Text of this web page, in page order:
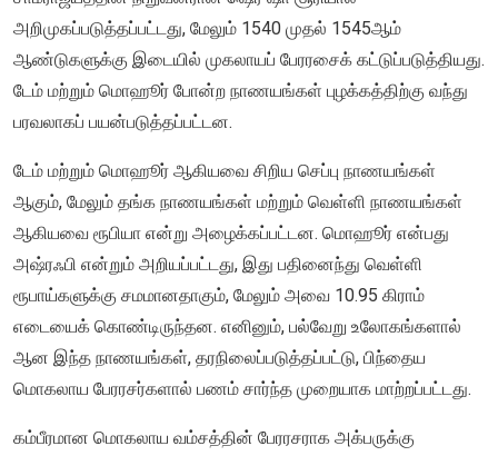
அறிமுகப்படுத்தப்பட்டது, மேலும் 1540 முதல் 1545ஆம்
ஆண்டுகளுக்கு இடையில் முகலாயப் பேரரசைக் கட்டுப்படுத்தியது.
டேம் மற்றும் மொஹூர் போன்ற நாணயங்கள் புழக்கத்திற்கு வந்து
பரவலாகப் பயன்படுத்தப்பட்டன.
டேம் மற்றும் மொஹூர் ஆகியவை சிறிய செப்பு நாணயங்கள்
ஆகும், மேலும் தங்க நாணயங்கள் மற்றும் வெள்ளி நாணயங்கள்
ஆகியவை ரூபியா என்று அழைக்கப்பட்டன. மொஹூர் என்பது
அஷ்ரஃபி என்றும் அறியப்பட்டது, இது பதினைந்து வெள்ளி
ரூபாய்களுக்கு சமமானதாகும், மேலும் அவை 10.95 கிராம்
எடையைக் கொண்டிருந்தன. எனினும், பல்வேறு உலோகங்களால்
ஆன இந்த நாணயங்கள், தரநிலைப்படுத்தப்பட்டு, பிந்தைய
மொகலாய பேரரசர்களால் பணம் சார்ந்த முறையாக மாற்றப்பட்டது.
கம்பீரமான மொகலாய வம்சத்தின் பேரரசராக அக்பருக்கு